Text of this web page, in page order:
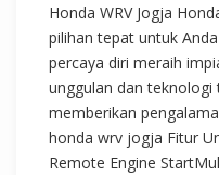
Honda WRV Jogja
pilihan tepat untuk
percaya diri meraih
unggulan dan teknologi
memberikan
honda wrv jogja Fitur
Remote Engine